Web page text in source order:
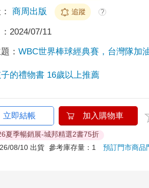
商周出版 追蹤 ?
2024/07/11
：WBC世界棒球經典賽，台灣隊加
的禮物書 16歲以上推薦
立即結帳 加入購物車
夏季暢銷展-城邦精選2書75折
08/10 出貨 參考庫存量：1預訂門市商品